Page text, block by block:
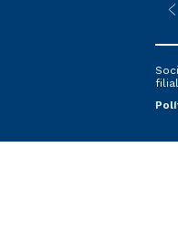
sofrer alterações
*A